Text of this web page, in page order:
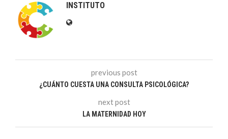
INSTITUTO
previous post
¿CUÁNTO CUESTA UNA CONSULTA PSICOLÓGICA?
next post
LA MATERNIDAD HOY